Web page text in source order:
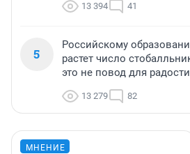
13 394 41
5
Российскому
растет число
это не повод для радости
13 279 82
МНЕНИЕ